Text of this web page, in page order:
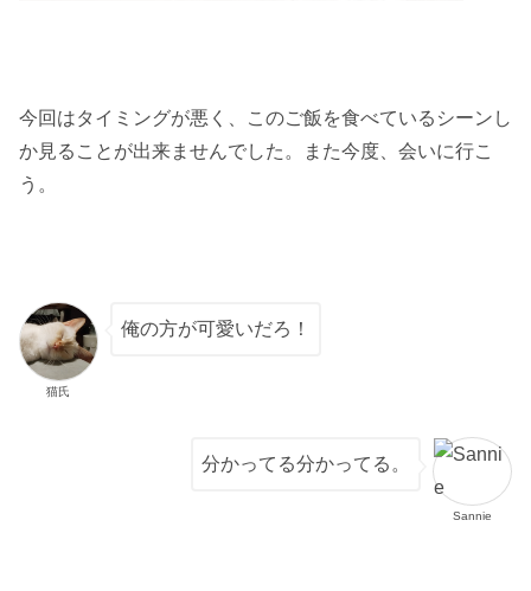
今回はタイミングが悪く、このご飯を食べているシーンし
か見ることが出来ませんでした。また今度、会いに行こ
う。
猫氏
俺の方が可愛いだろ！
Sannie
分かってる分かってる。